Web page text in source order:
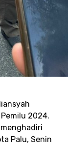
2024.
Palu, Senin